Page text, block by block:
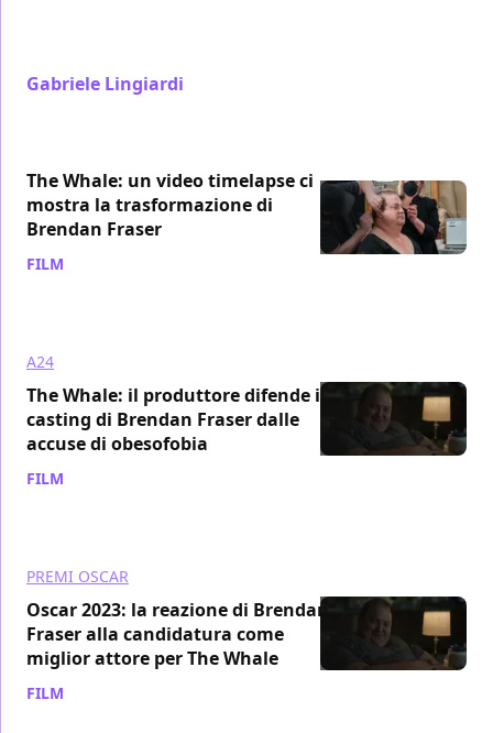
Gabriele Lingiardi
The Whale: un video timelapse ci
mostra la trasformazione di
Brendan Fraser
FILM
A24
The Whale: il produttore difende il
casting di Brendan Fraser dalle
accuse di obesofobia
FILM
PREMI OSCAR
Oscar 2023: la reazione di Brendan
Fraser alla candidatura come
miglior attore per The Whale
FILM